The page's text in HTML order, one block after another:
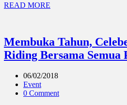
READ MORE
Membuka Tahun,
Riding Bersama Semua
06/02/2018
Event
0 Comment